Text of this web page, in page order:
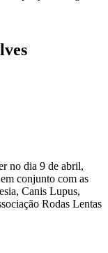
no dia 9 de abril,
conjunto com as
Canis Lupus,
Rodas Lentas